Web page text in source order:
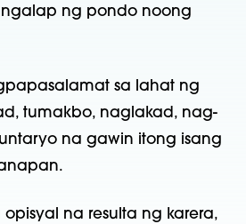
ng pondo noong
sa lahat ng
tumakbo, naglakad, nag-
na gawin itong isang
opisyal na resulta ng karera,